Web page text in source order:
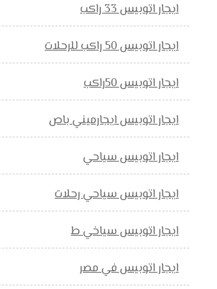
ايجار اتوبيس 33 راكب
ايجار اتوبيس 50 راكب للرحلات
ايجار اتوبيس 50راكب
ايجار اتوبيس ايجارميني باص
ايجار اتوبيس سياحي
ايجار اتوبيس سياحي رحلات
ايجار اتوبيس سياخي ط
ايجار اتوبيس في مصر